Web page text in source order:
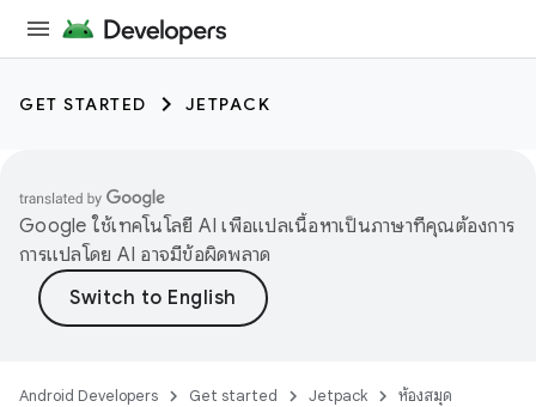
GET STARTED JETPACK
Google ใช้เทคโนโลยี AI เพื่อแปลเนื้อหาเป็นภาษาที่คุณต้องการ
การแปลโดย AI อาจมีข้อผิดพลาด
Android Developers Get started Jetpack ห้องสมุด